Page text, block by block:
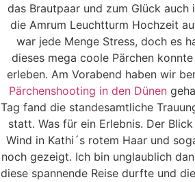
das Brautpaar und zum Glück
die Amrum Leuchtturm Hochzeit
war jede Menge Stress, doch es
dieses mega coole Pärchen
erleben. Am Vorabend haben wir
Pärchenshooting in den Dünen
Tag fand die standesamtliche
statt. Was für ein Erlebnis. Der
Wind in Kathi´s rotem Haar und
noch gezeigt. Ich bin unglaublich
diese spannende Reise durfte und